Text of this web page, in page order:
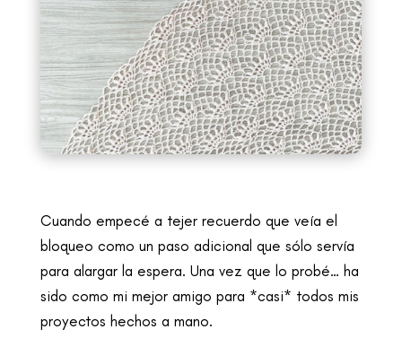
Cuando empecé a tejer recuerdo que veía el
bloqueo como un paso adicional que sólo servía
para alargar la espera. Una vez que lo probé… ha
sido como mi mejor amigo para *casi* todos mis
proyectos hechos a mano.